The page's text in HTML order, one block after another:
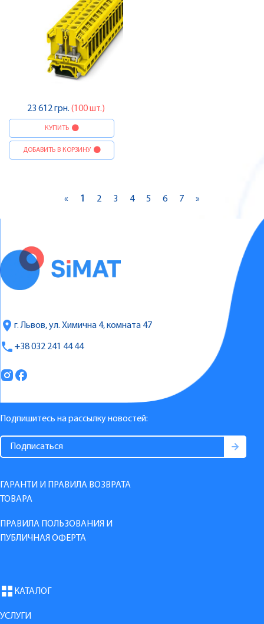
23 612 грн. (100 шт.)
КУПИТЬ
ДОБАВИТЬ В КОРЗИНУ
« 1 2 3 4 5 6 7 »
г. Львов, ул. Химична 4, комната 47
+38 032 241 44 44
Подпишитесь на рассылку новостей:
ГАРАНТИ И ПРАВИЛА ВОЗВРАТА
ТОВАРА
ПРАВИЛА ПОЛЬЗОВАНИЯ И
ПУБЛИЧНАЯ ОФЕРТА
КАТАЛОГ
УСЛУГИ